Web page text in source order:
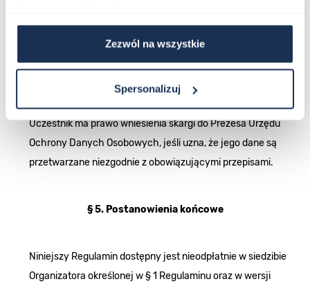
Zezwól na wszystkie
Spersonalizuj
przetwarzania oraz przenoszenia danych, a także prawo do
wniesienia sprzeciwu wobec przetwarzania.
Dane osobowe będą przechowywane przez okres
niezbędny do realizacji celów, w których zostały zebrane, a
Uczestnik ma prawo wniesienia skargi do Prezesa Urzędu
Ochrony Danych Osobowych, jeśli uzna, że jego dane są
przetwarzane niezgodnie z obowiązującymi przepisami.
§ 5. Postanowienia końcowe
Niniejszy Regulamin dostępny jest nieodpłatnie w siedzibie
Organizatora określonej w § 1 Regulaminu oraz w wersji